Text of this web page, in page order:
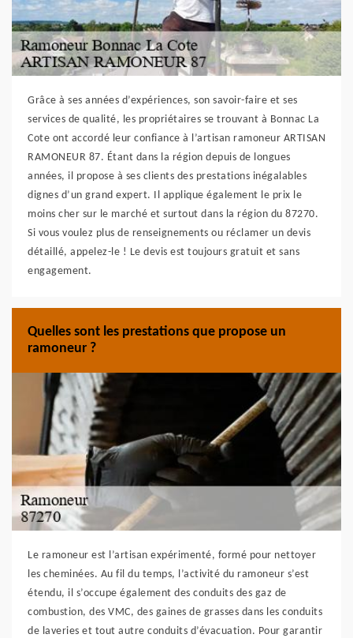
Grâce à ses années d’expériences, son savoir-faire et ses
services de qualité, les propriétaires se trouvant à Bonnac La
Cote ont accordé leur confiance à l’artisan ramoneur ARTISAN
RAMONEUR 87. Étant dans la région depuis de longues
années, il propose à ses clients des prestations inégalables
dignes d’un grand expert. Il applique également le prix le
moins cher sur le marché et surtout dans la région du 87270.
Si vous voulez plus de renseignements ou réclamer un devis
détaillé, appelez-le ! Le devis est toujours gratuit et sans
engagement.
Quelles sont les prestations que propose un
ramoneur ?
Le ramoneur est l’artisan expérimenté, formé pour nettoyer
les cheminées. Au fil du temps, l’activité du ramoneur s’est
étendu, il s’occupe également des conduits des gaz de
combustion, des VMC, des gaines de grasses dans les conduits
de laveries et tout autre conduits d’évacuation. Pour garantir